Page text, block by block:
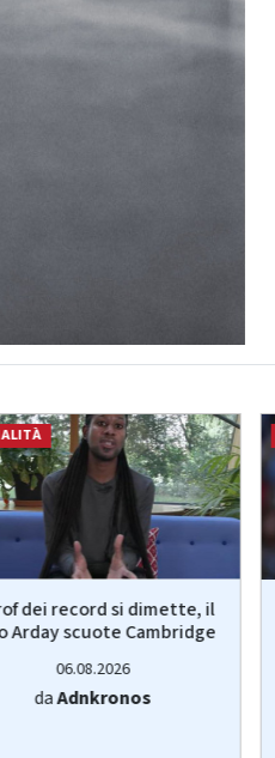
dei record si dimette, il
Arday scuote Cambridge
06.08.2026
daAdnkronos